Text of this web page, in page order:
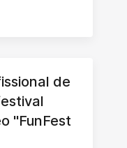
de
"FunFest